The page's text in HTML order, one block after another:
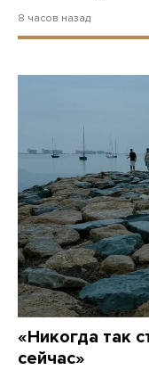
8 часов назад
«Никогда так
сейчас»